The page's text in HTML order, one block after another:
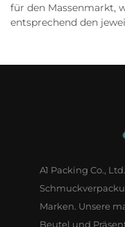
für den Massenmarkt,
entsprechend den
A1 Packing Co.,
Marken. Unsere
Beutel und